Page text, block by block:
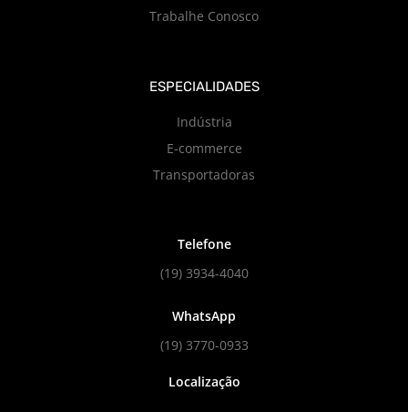
Trabalhe Conosco
ESPECIALIDADES
Indústria
E-commerce
Transportadoras
Telefone
(19) 3934-4040
WhatsApp
(19) 3770-0933
Localização